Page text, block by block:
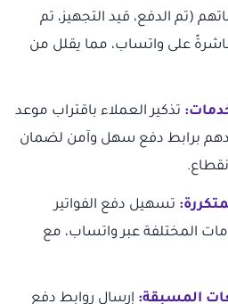
(تم الدفع، قيد التجهيز، تم
على واتساب، مما يقلل من
تذكير العملاء باقتراب موعد
برابط دفع سهل وآمن لضمان
تسهيل دفع الفواتير
المختلفة عبر واتساب، مع
المسبقة: إرسال روابط دفع